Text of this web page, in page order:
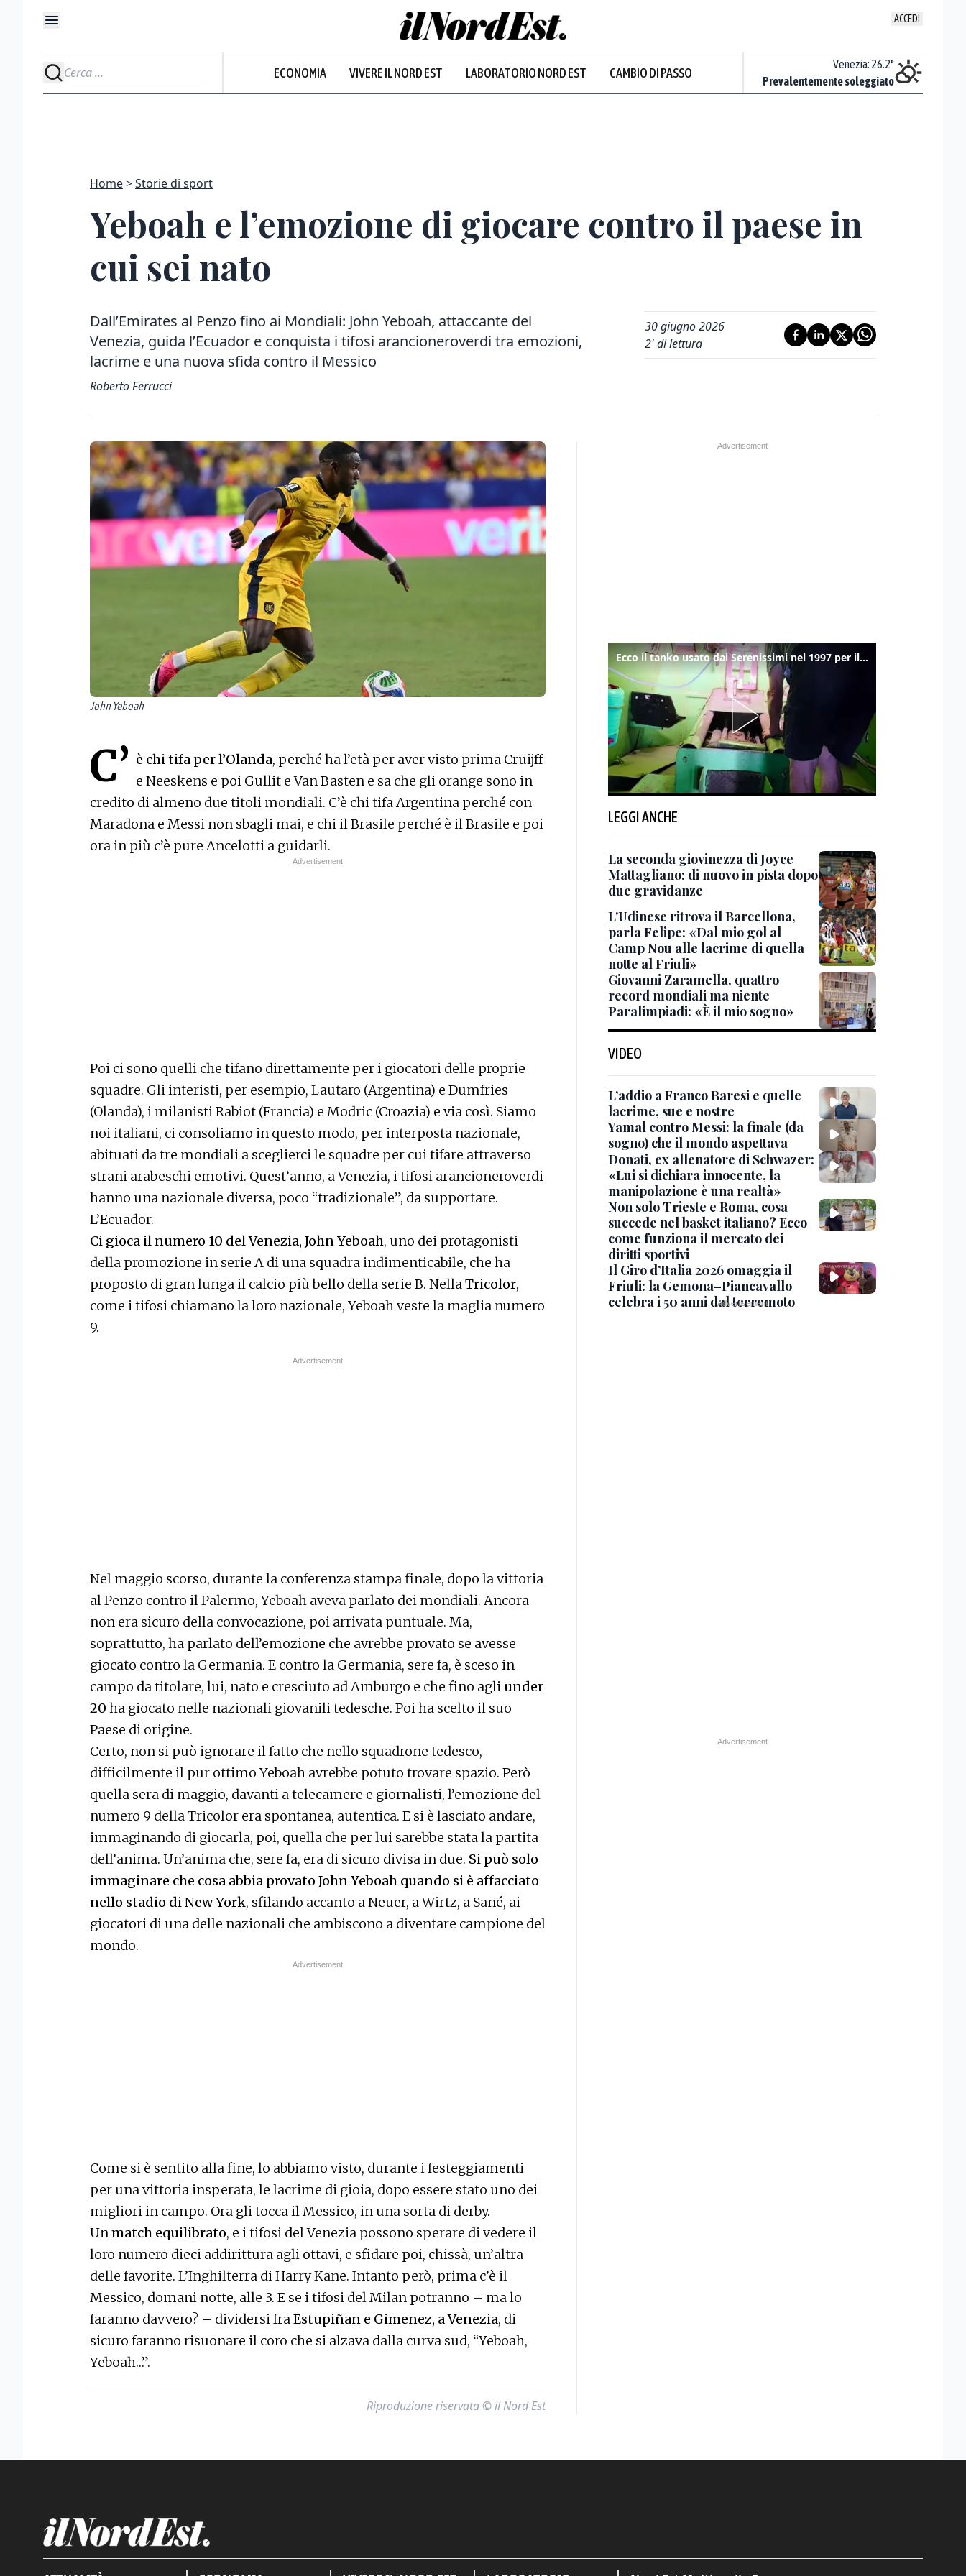
ACCEDI
ECONOMIA VIVERE IL NORD EST LABORATORIO NORD EST CAMBIO DI PASSO
Sereno
Venezia: 26.2°
Prevalentemente soleggiato
Home Storie di sport
Yeboah e l’emozione di giocare contro il paese in
cui sei nato
Dall’Emirates al Penzo fino ai Mondiali: John Yeboah, attaccante del
Venezia, guida l’Ecuador e conquista i tifosi arancioneroverdi tra emozioni,
lacrime e una nuova sfida contro il Messico
Roberto Ferrucci
30 giugno 2026
2' di lettura
John Yeboah
C’ è chi tifa per l’Olanda, perché ha l’età per aver visto prima Cruijff
e Neeskens e poi Gullit e Van Basten e sa che gli orange sono in
credito di almeno due titoli mondiali. C’è chi tifa Argentina perché con
Maradona e Messi non sbagli mai, e chi il Brasile perché è il Brasile e poi
ora in più c’è pure Ancelotti a guidarli.
Poi ci sono quelli che tifano direttamente per i giocatori delle proprie
squadre. Gli interisti, per esempio, Lautaro (Argentina) e Dumfries
(Olanda), i milanisti Rabiot (Francia) e Modric (Croazia) e via così. Siamo
noi italiani, ci consoliamo in questo modo, per interposta nazionale,
abituati da tre mondiali a sceglierci le squadre per cui tifare attraverso
strani arabeschi emotivi. Quest’anno, a Venezia, i tifosi arancioneroverdi
hanno una nazionale diversa, poco “tradizionale”, da supportare.
L’Ecuador.
Ci gioca il numero 10 del Venezia, John Yeboah, uno dei protagonisti
della promozione in serie A di una squadra indimenticabile, che ha
proposto di gran lunga il calcio più bello della serie B. NellaTricolor,
come i tifosi chiamano la loro nazionale, Yeboah veste la maglia numero
9.
Nel maggio scorso, durante la conferenza stampa finale, dopo la vittoria
al Penzo contro il Palermo, Yeboah aveva parlato dei mondiali. Ancora
non era sicuro della convocazione, poi arrivata puntuale. Ma,
soprattutto, ha parlato dell’emozione che avrebbe provato se avesse
giocato contro la Germania. E contro la Germania, sere fa, è sceso in
campo da titolare, lui, nato e cresciuto ad Amburgo e che fino agli under
20 ha giocato nelle nazionali giovanili tedesche. Poi ha scelto il suo
Paese di origine.
Certo, non si può ignorare il fatto che nello squadrone tedesco,
difficilmente il pur ottimo Yeboah avrebbe potuto trovare spazio. Però
quella sera di maggio, davanti a telecamere e giornalisti, l’emozione del
numero 9 della Tricolor era spontanea, autentica. E si è lasciato andare,
immaginando di giocarla, poi, quella che per lui sarebbe stata la partita
dell’anima. Un’anima che, sere fa, era di sicuro divisa in due. Si può solo
immaginare che cosa abbia provato John Yeboah quando si è affacciato
nello stadio di New York, sfilando accanto a Neuer, a Wirtz, a Sané, ai
giocatori di una delle nazionali che ambiscono a diventare campione del
mondo.
Come si è sentito alla fine, lo abbiamo visto, durante i festeggiamenti
per una vittoria insperata, le lacrime di gioia, dopo essere stato uno dei
migliori in campo. Ora gli tocca il Messico, in una sorta di derby.
Unmatch equilibrato, e i tifosi del Venezia possono sperare di vedere il
loro numero dieci addirittura agli ottavi, e sfidare poi, chissà, un’altra
delle favorite. L’Inghilterra di Harry Kane. Intanto però, prima c’è il
Messico, domani notte, alle 3. E se i tifosi del Milan potranno – ma lo
faranno davvero? – dividersi fraEstupiñan e Gimenez, a Venezia, di
sicuro faranno risuonare il coro che si alzava dalla curva sud, “Yeboah,
Yeboah…”.
Riproduzione riservata © il Nord Est
Ecco il tanko usato dai Serenissimi nel 1997 per il blitz a San Marco
LEGGI ANCHE
La seconda giovinezza di Joyce
Mattagliano: di nuovo in pista dopo
due gravidanze
L'Udinese ritrova il Barcellona,
parla Felipe: «Dal mio gol al
Camp Nou alle lacrime di quella
notte al Friuli»
Giovanni Zaramella, quattro
record mondiali ma niente
Paralimpiadi: «È il mio sogno»
VIDEO
L’addio a Franco Baresi e quelle
lacrime, sue e nostre
Yamal contro Messi: la finale (da
sogno) che il mondo aspettava
Donati, ex allenatore di Schwazer:
«Lui si dichiara innocente, la
manipolazione è una realtà»
Non solo Trieste e Roma, cosa
succede nel basket italiano? Ecco
come funziona il mercato dei
diritti sportivi
Il Giro d’Italia 2026 omaggia il
Friuli: la Gemona–Piancavallo
celebra i 50 anni dal terremoto